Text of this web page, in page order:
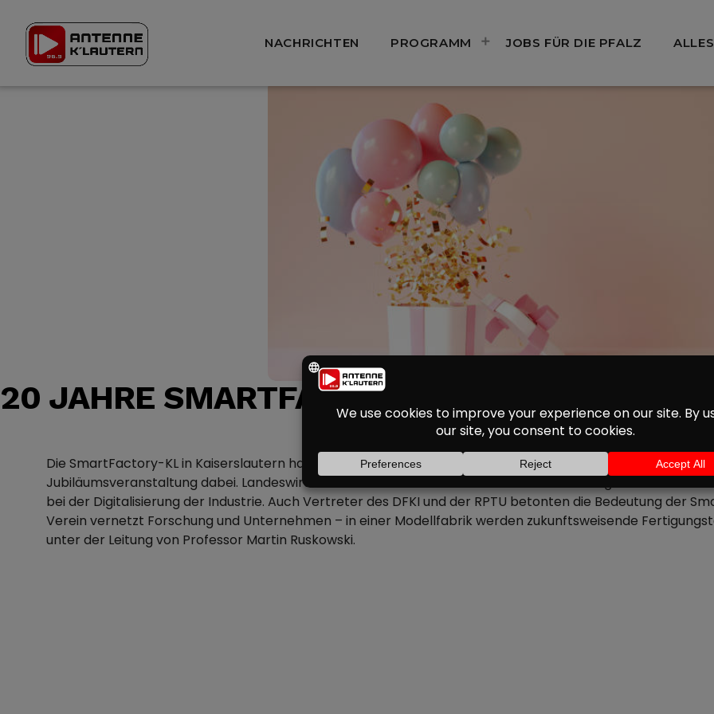
NACHRICHTEN PROGRAMM JOBS FÜR DIE PFALZ
20 JAHRE SMARTFACTORY-KL: JUBILÄUM
UND WIRTSCHAFT
Die SmartFactory-KL in Kaiserslautern hat ihr 20-jähriges Bestehen gefeiert. Über 100 Gäste aus Politik,
Jubiläumsveranstaltung dabei. Landeswirtschaftsministerin Daniela Schmitt und Oberbürgermeisterin
bei der Digitalisierung der Industrie. Auch Vertreter des DFKI und der RPTU betonten die Bedeutung der
Verein vernetzt Forschung und Unternehmen – in einer Modellfabrik werden zukunftsweisende
unter der Leitung von Professor Martin Ruskowski.